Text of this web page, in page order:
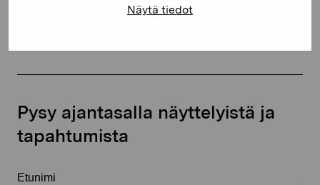
Näytä tiedot
Pysy ajantasalla näyttelyistä ja
tapahtumista
Etunimi